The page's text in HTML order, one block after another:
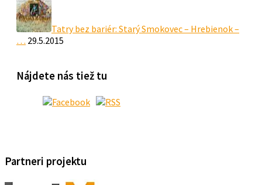
Tatry bez bariér: Starý Smokovec – Hrebienok –
… 29.5.2015
Nájdete nás tiež tu
Partneri projektu